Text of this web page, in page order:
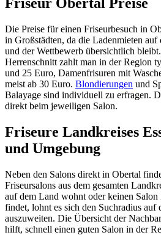
Die Preise für einen Friseurbesuch in
in Großstädten, da die Ladenmieten
und der Wettbewerb übersichtlich
Herrenschnitt zahlt man in der Region
und 25 Euro, Damenfrisuren mit
meist ab 30 Euro. Blondierungen und
Balayage sind individuell zu erfragen.
direkt beim jeweiligen Salon.
Friseure Landkreises
und Umgebung
Neben den Salons direkt in Obertal
Friseursalons aus dem gesamten
auf dem Land wohnt oder keinen
findet, lohnt es sich den Suchradius auf
auszuweiten. Die Übersicht der
hilft, schnell einen guten Salon in der